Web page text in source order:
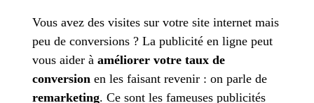
Vous avez des visites sur votre site internet mais
peu de conversions ? La publicité en ligne peut
vous aider à améliorer votre taux de
conversionen les faisant revenir : on parle de
remarketing. Ce sont les fameuses publicités